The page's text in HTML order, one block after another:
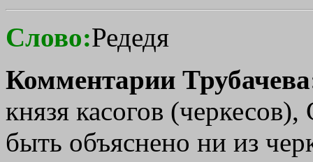
Слово:Редедя
Комментарии
князя касогов
быть объяснено ни из